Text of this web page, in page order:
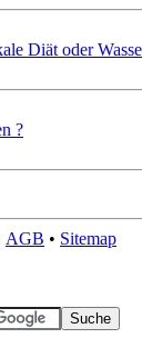
Diät oder
?
AGB • Sitemap